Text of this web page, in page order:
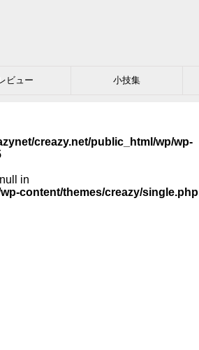
ビュー 小技集
creazy.net/public_html/wp/wp-
in
content/themes/creazy/single.php